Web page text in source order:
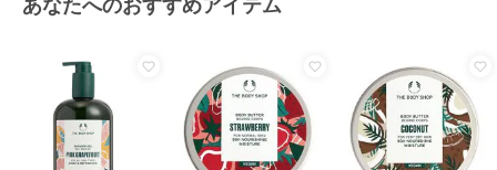
あなたへのおすすめアイテム